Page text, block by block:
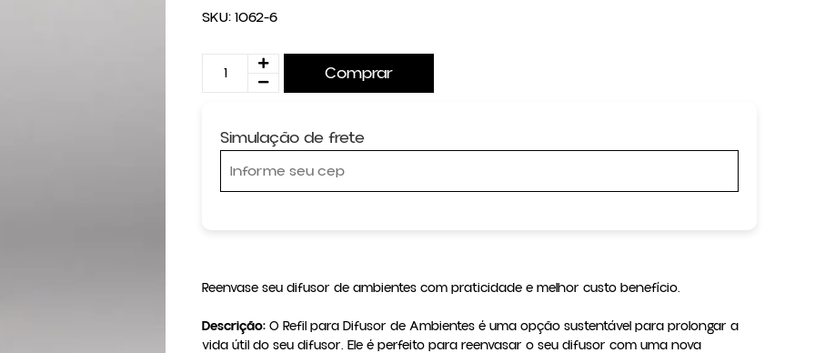
SKU:1062-6
Comprar
Simulação de frete
Reenvase seu difusor de ambientes com praticidade e melhor custo benefício.
Descrição: O Refil para Difusor de Ambientes é uma opção sustentável para prolongar a
vida útil do seu difusor. Ele é perfeito para reenvasar o seu difusor com uma nova